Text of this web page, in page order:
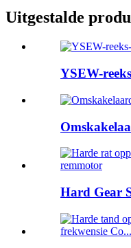
Uitgestalde
YSEW-
Hard Gear